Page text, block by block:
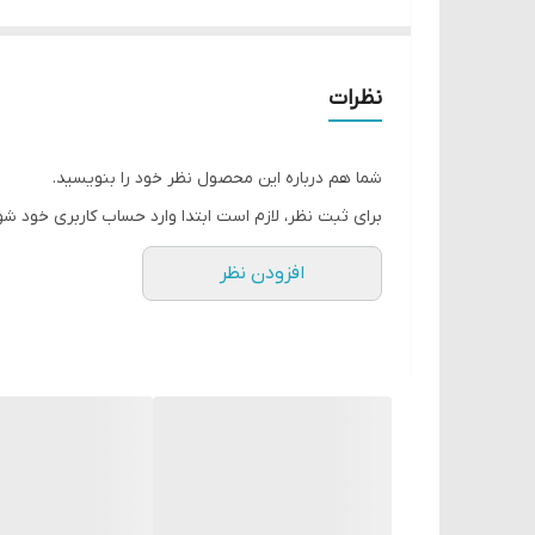
نظرات
شما هم درباره این محصول نظر خود را بنویسید.
برای ثبت نظر، لازم است ابتدا وارد حساب کاربری خود
افزودن نظر